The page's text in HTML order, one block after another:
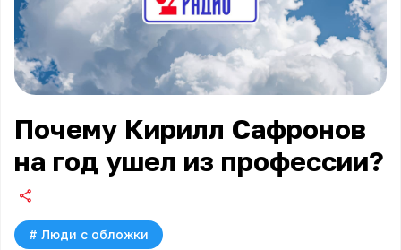
Почему Кирилл Сафронов
на год ушел из профессии?
# Люди с обложки